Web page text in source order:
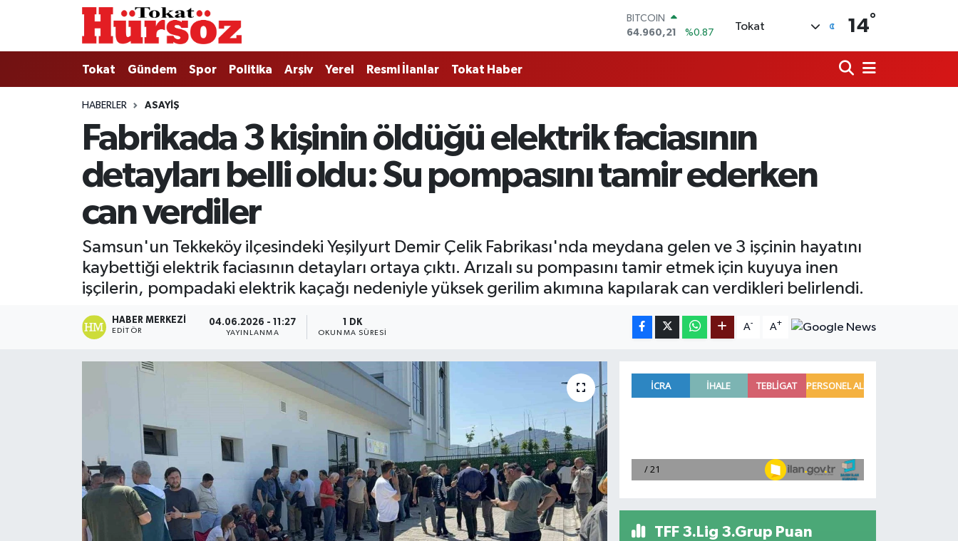
DOLAR
47,7436
%0.18
EURO
6660.55
BİST100
13.779
%-14
Tokat 14°
Tokat Gündem Spor Politika Arşiv Yerel Resmi İlanlar Tokat Haber
HABERLER ASAYIŞ
Fabrikada 3 kişinin öldüğü elektrik faciasının
detayları belli oldu: Su pompasını tamir ederken
can verdiler
Samsun'un Tekkeköy ilçesindeki Yeşilyurt Demir Çelik Fabrikası'nda meydana gelen ve 3 işçinin hayatını
kaybettiği elektrik faciasının detayları ortaya çıktı. Arızalı su pompasını tamir etmek için kuyuya inen
işçilerin, pompadaki elektrik kaçağı nedeniyle yüksek gerilim akımına kapılarak can verdikleri belirlendi.
HABER MERKEZI
EDITÖR
04.06.2026 - 11:27
YAYINLANMA
1 DK
OKUNMA SÜRESI
A- A+
TFF 3.Lig 3.Grup Puan
Tokat
Türkiye Gündemi
Gündem
Tokat Spor
Nöbetçi Eczaneler
Hava Durumu
Tokat Namaz Vakitleri
Trafik Durumu
Süper Lig Puan Durumu ve Fikstür
Son Dakika Haberleri